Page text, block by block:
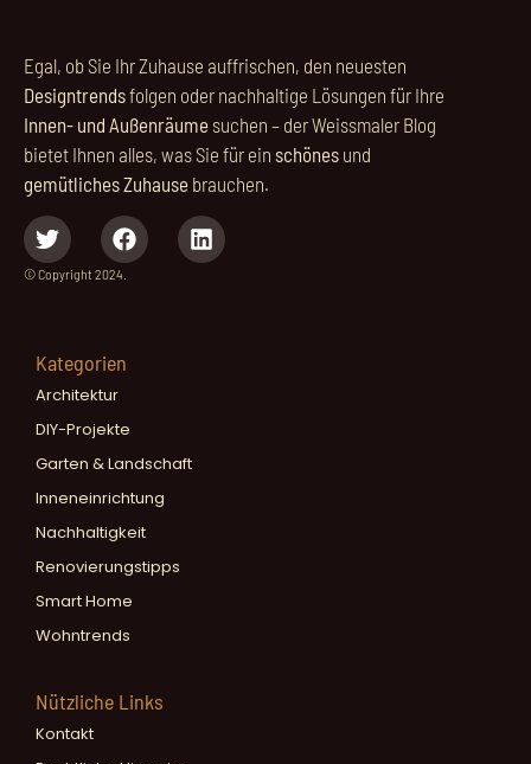
Egal, ob Sie Ihr Zuhause auffrischen, den neuesten
Designtrendsfolgen oder nachhaltige Lösungen für Ihre
Innen- und Außenräume suchen – der Weissmaler Blog
bietet Ihnen alles, was Sie für ein schönes und
gemütliches Zuhause brauchen.
© Copyright 2024.
Kategorien
Architektur
DIY-Projekte
Garten & Landschaft
Inneneinrichtung
Nachhaltigkeit
Renovierungstipps
Smart Home
Wohntrends
Nützliche Links
Kontakt